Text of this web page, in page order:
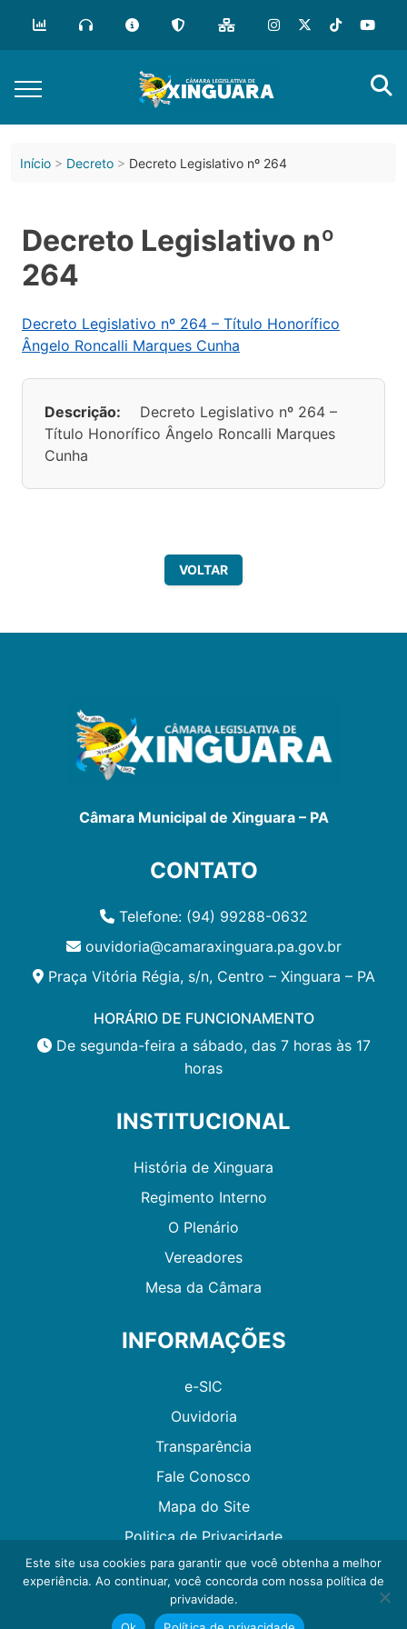
Início Decreto Decreto Legislativo nº 264
Decreto Legislativo nº
264
Decreto Legislativo nº 264 – Título Honorífico
Ângelo Roncalli Marques Cunha
Descrição:
Decreto Legislativo nº 264 –
Título Honorífico Ângelo Roncalli Marques
Cunha
VOLTAR
Câmara Municipal de Xinguara – PA
CONTATO
Telefone: (94) 99288-0632
ouvidoria@camaraxinguara.pa.gov.br
Praça Vitória Régia, s/n, Centro – Xinguara – PA
HORÁRIO DE FUNCIONAMENTO
De segunda-feira a sábado, das 7 horas às 17
horas
INSTITUCIONAL
História de Xinguara
Regimento Interno
O Plenário
Vereadores
Mesa da Câmara
INFORMAÇÕES
e-SIC
Ouvidoria
Transparência
Fale Conosco
Mapa do Site
Politica de Privacidade
Desenvolvido por GMAES
Este site usa cookies para garantir que você obtenha a melhor
experiência. Ao continuar, você concorda com nossa política de
privavidade.